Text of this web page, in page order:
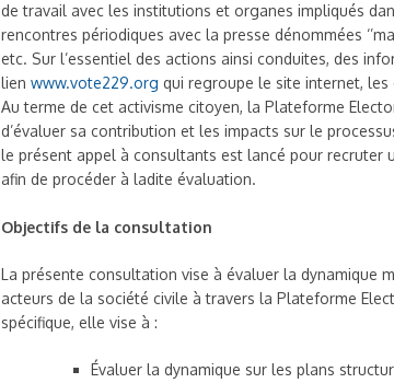
de travail avec les institutions et organes impliqués
rencontres périodiques avec la presse dénommées
etc. Sur l’essentiel des actions ainsi conduites, des
lien www.vote229.org qui regroupe le site internet, les
Au terme de cet activisme citoyen, la Plateforme
d’évaluer sa contribution et les impacts sur le
le présent appel à consultants est lancé pour recruter
afin de procéder à ladite évaluation.
Objectifs de la consultation
La présente consultation vise à évaluer la dynamique
acteurs de la société civile à travers la Plateforme
spécifique, elle vise à :
Évaluer la dynamique sur les plans